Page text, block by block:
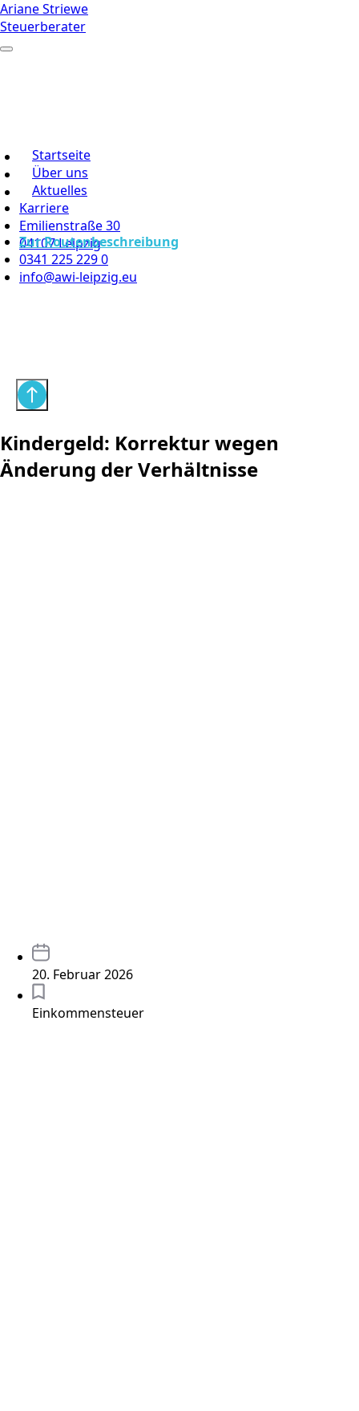
Ariane Striewe
Steuerberater
Startseite
Über uns
Aktuelles
Karriere
Emilienstraße 30
04107 Leipzig
Zur Routenbeschreibung
0341 225 229 0
info@awi-leipzig.eu
Kindergeld: Korrektur wegen
Änderung der Verhältnisse
20. Februar 2026
Einkommensteuer